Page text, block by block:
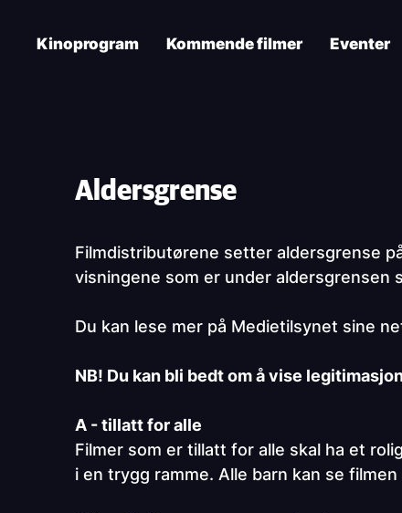
Kinoprogram Kommende filmer Eventer
Aldersgrense
Filmdistributørene setter aldersgrense
visningene som er under
Du kan lese mer på Medietilsynet sine
NB! Du kan bli bedt om å vise
A - tillatt for alle
Filmer som er tillatt for alle skal ha et
i en trygg ramme. Alle barn kan se